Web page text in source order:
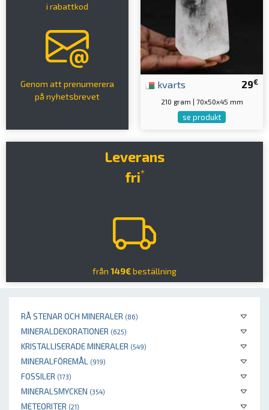
RÅ STENAR OCH MINERALER (86)
MINERALDEKORATIONER (625)
KRISTALLISERADE MINERALER (549)
MINERALFÖREMÅL (919)
FOSSILER (173)
MINERALSMYCKEN (354)
METEORITER (21)
i rabattkod
Genom att prenumerera
på nyhetsbrevet
29€
kvarts
210 gram | 70x50x45 mm
se produkt
Leverans
fri*
från 149€beställning